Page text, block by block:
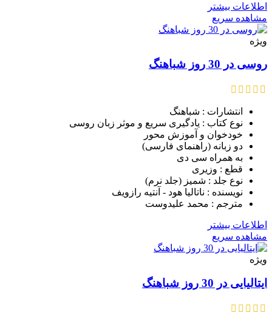
اطلاعات بیشتر
مشاهده سریع
ویژه
روسی در 30 روز شباهنگ
انتشارات : شباهنگ
نوع کتاب : یادگیری سریع و موثر زبان روسی
خودخوان و آموزش محور
دو زبانه (راهنمای فارسی)
به همراه سی دی
قطع : وزیری
نوع جلد : شمیز (جلد نرم)
نویسنده : ناتالیا هود - آنتیه رازویف
مترجم : محمد علیدوست
اطلاعات بیشتر
مشاهده سریع
ویژه
ایتالیایی در 30 روز شباهنگ